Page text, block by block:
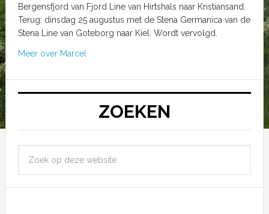
Bergensfjord van Fjord Line van Hirtshals naar Kristiansand.
Terug: dinsdag 25 augustus met de Stena Germanica van de
Stena Line van Goteborg naar Kiel. Wordt vervolgd.
Meer over Marcel
ZOEKEN